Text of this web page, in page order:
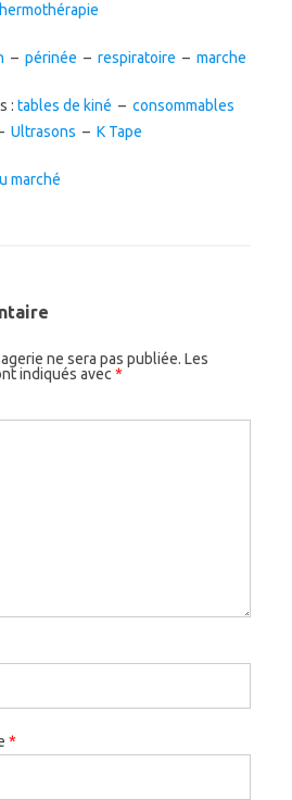
– périnée – respiratoire – marche
: tables de kiné – consommables
Ultrasons – K Tape
marché
ne sera pas publiée. Les
indiqués avec*
*